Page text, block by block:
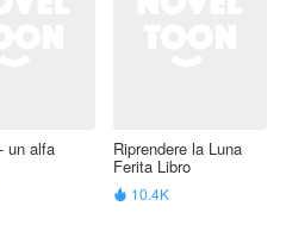
un alfa Riprendere la Luna
Ferita Libro
 10.4K